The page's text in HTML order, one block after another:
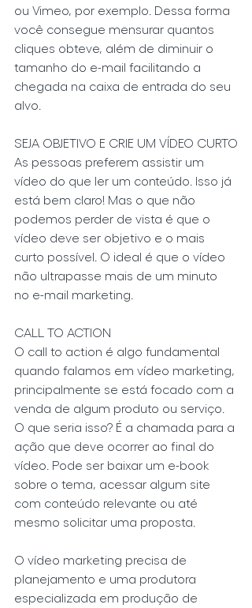
ou Vimeo, por exemplo. Dessa forma
você consegue mensurar quantos
cliques obteve, além de diminuir o
tamanho do e-mail facilitando a
chegada na caixa de entrada do seu
alvo.
SEJA OBJETIVO E CRIE UM VÍDEO CURTO
As pessoas preferem assistir um
vídeo do que ler um conteúdo. Isso já
está bem claro! Mas o que não
podemos perder de vista é que o
vídeo deve ser objetivo e o mais
curto possível. O ideal é que o vídeo
não ultrapasse mais de um minuto
no e-mail marketing.
CALL TO ACTION
O call to action é algo fundamental
quando falamos em vídeo marketing,
principalmente se está focado com a
venda de algum produto ou serviço.
O que seria isso? É a chamada para a
ação que deve ocorrer ao final do
vídeo. Pode ser baixar um e-book
sobre o tema, acessar algum site
com conteúdo relevante ou até
mesmo solicitar uma proposta.
O vídeo marketing precisa de
planejamento e uma produtora
especializada em produção de